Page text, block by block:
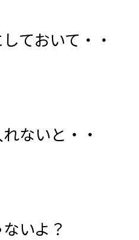
ておいて・・
ないと・・
いよ？